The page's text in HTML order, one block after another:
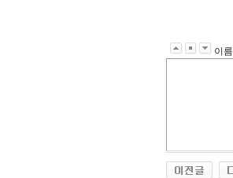
이름